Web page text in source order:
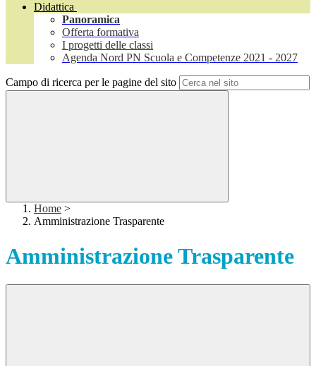
Didattica
Panoramica
Offerta formativa
I progetti delle classi
Agenda Nord PN Scuola e Competenze 2021 - 2027
Campo di ricerca per le pagine del sito
Home >
Amministrazione Trasparente
Amministrazione Trasparente